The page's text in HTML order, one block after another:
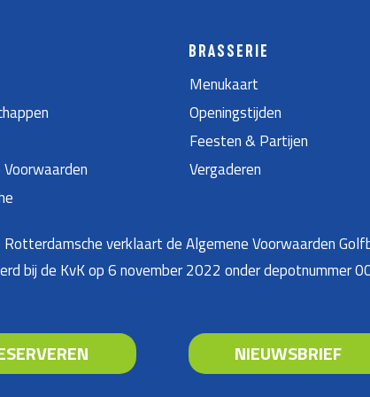
BRASSERIE
Menukaart
Openingstijden
Feesten & Partijen
Vergaderen
verklaart de Algemene Voorwaarden
bij de KvK op 6 november 2022 onder depotnummer
NIEUWSBRIEF